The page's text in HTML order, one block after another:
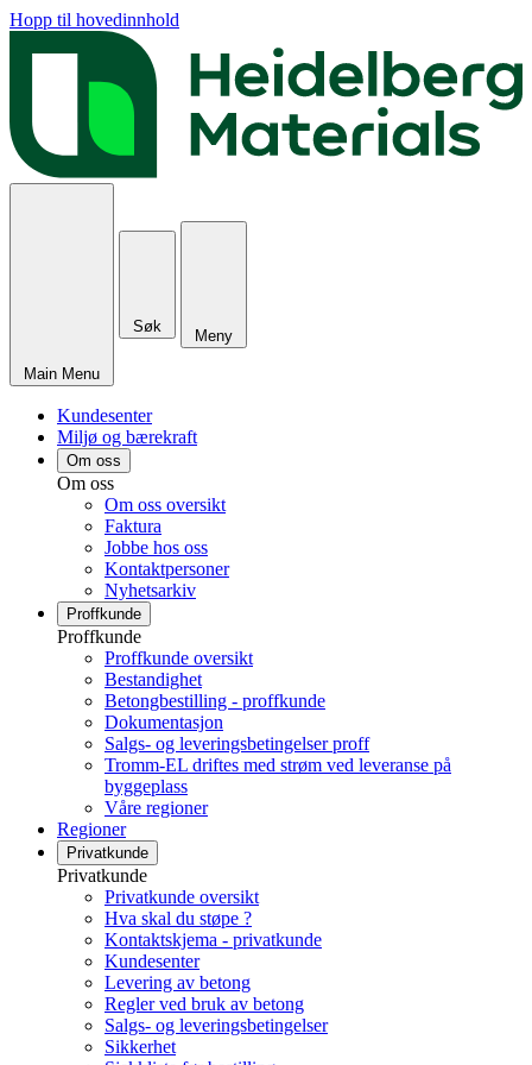
Hopp til hovedinnhold
Main Menu
Søk
Meny
Kundesenter
Miljø og bærekraft
Om oss
Om oss
Om oss oversikt
Faktura
Jobbe hos oss
Kontaktpersoner
Nyhetsarkiv
Proffkunde
Proffkunde
Proffkunde oversikt
Bestandighet
Betongbestilling - proffkunde
Dokumentasjon
Salgs- og leveringsbetingelser proff
Tromm-EL driftes med strøm ved leveranse på
byggeplass
Våre regioner
Regioner
Privatkunde
Privatkunde
Privatkunde oversikt
Hva skal du støpe ?
Kontaktskjema - privatkunde
Kundesenter
Levering av betong
Regler ved bruk av betong
Salgs- og leveringsbetingelser
Sikkerhet